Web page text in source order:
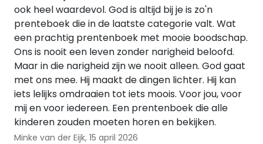
ook heel waardevol. God is altijd bij je is zo'n
prenteboek die in de laatste categorie valt. Wat
een prachtig prentenboek met mooie boodschap.
Ons is nooit een leven zonder narigheid beloofd.
Maar in die narigheid zijn we nooit alleen. God gaat
met ons mee. Hij maakt de dingen lichter. Hij kan
iets lelijks omdraaien tot iets moois. Voor jou, voor
mij en voor iedereen. Een prentenboek die alle
kinderen zouden moeten horen en bekijken.
Minke van der Eijk, 15 april 2026